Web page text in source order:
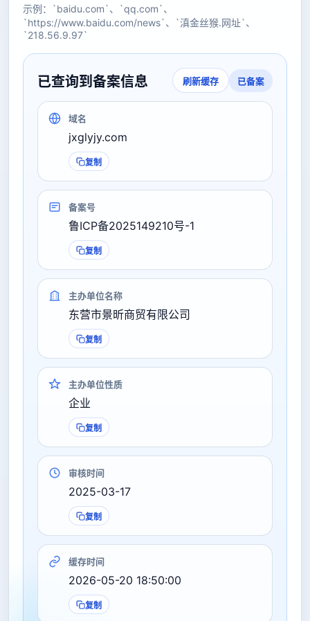
示例：`baidu.com`、`qq.com`、
`https://www.baidu.com/news`、`滇金丝猴.网址`、
`218.56.9.97`
已查询到备案信息 刷新缓存 已备案
域名
jxglyjy.com
复制
备案号
鲁ICP备2025149210号-1
复制
主办单位名称
东营市景昕商贸有限公司
复制
主办单位性质
企业
复制
审核时间
2025-03-17
复制
缓存时间
2026-05-20 18:50:00
复制